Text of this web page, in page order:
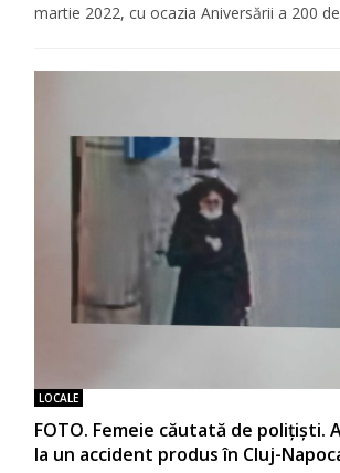
martie 2022, cu ocazia Aniversării a 200
LOCALE
FOTO. Femeie căutată de polițiști.
la un accident produs în Cluj-